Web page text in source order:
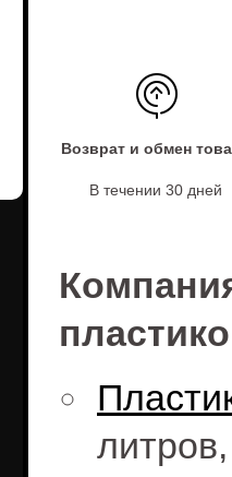
Возврат и обмен
В течении 30 дней